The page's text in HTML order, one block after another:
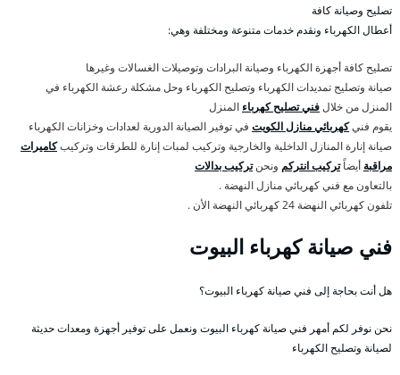
تصليح وصيانة كافة
أعطال الكهرباء ونقدم خدمات متنوعة ومختلفة وهي:
تصليح كافة أجهزة الكهرباء وصيانة البرادات وتوصيلات الغسالات وغيرها
صيانة وتصليح تمديدات الكهرباء وتصليح الكهرباء وحل مشكلة رعشة الكهرباء في
المنزل من خلالفني تصليح كهرباء المنزل
يقوم فنيكهربائي منازل الكويت في توفير الصيانة الدورية لعدادات وخزانات الكهرباء
صيانة إنارة المنازل الداخلية والخارجية وتركيب لمبات إنارة للطرقات وتركيبكاميرات
مراقبة أيضاًتركيب انتركم ونحنتركيب بدالات
بالتعاون مع فني كهربائي منازل النهضة .
تلفون كهربائي النهضة 24 كهربائي النهضة الأن .
فني صيانة كهرباء البيوت
هل أنت بحاجة إلى فني صيانة كهرباء البيوت؟
نحن نوفر لكم أمهر فني صيانة كهرباء البيوت ونعمل على توفير أجهزة ومعدات حديثة
لصيانة وتصليح الكهرباء